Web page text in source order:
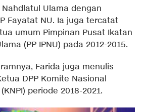
Ulama dengan
Fayatat NU. Ia juga tercatat
umum Pimpinan Pusat Ikatan
(PP IPNU) pada 2012-2015.
Farida juga menulis
DPP Komite Nasional
periode 2018-2021.